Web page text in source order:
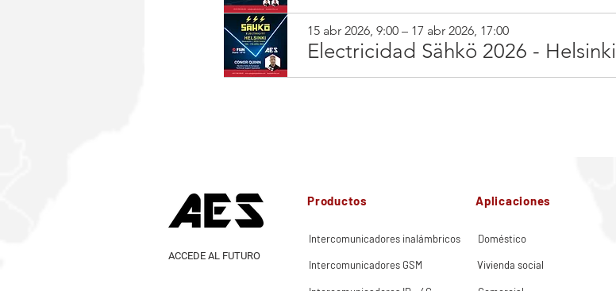
15 abr 2026, 9:00 – 17 abr 2026, 17:00
Electricidad Sähkö 2026 - Helsinki
Productos
Intercomunicadores inalámbricos
ACCEDE AL FUTURO
Intercomunicadores GSM
Aplicaciones
Doméstico
Vivienda social